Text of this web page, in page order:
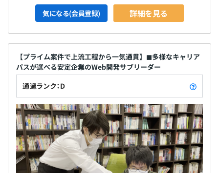
気になる(会員登録) 詳細を見る
【プライム案件で上流工程から一気通貫】◼︎多様なキャリア
パスが選べる安定企業のWeb開発サブリーダー
通過ランク：D